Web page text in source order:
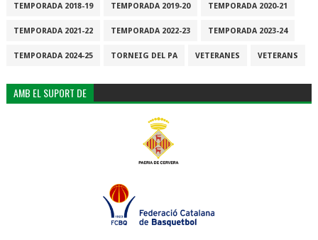
TEMPORADA 2018-19 TEMPORADA 2019-20 TEMPORADA 2020-21
TEMPORADA 2021-22 TEMPORADA 2022-23 TEMPORADA 2023-24
TEMPORADA 2024-25 TORNEIG DEL PA VETERANES VETERANS
AMB EL SUPORT DE